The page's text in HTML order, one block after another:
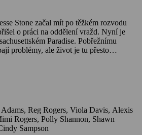
Stone začal mít po těžkém rozvodu
o práci na oddělení vražd. Nyní je
Paradise. Pobřežnímu
problémy, ale život je tu přesto
noci objeveno tělo mladíka,
Candance, kterou někdo v noci
ze skandálu. Jesse navrhne Molly, aby
kdo my mohl být oním násilníkem.
vraždy, protože na jednom z parkovišť
Victoria Snow, Cindy Sampson